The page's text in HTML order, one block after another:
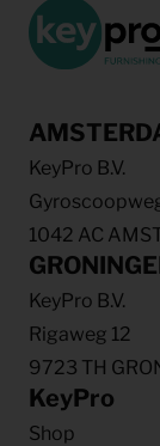
KeyPro B.V.
1042 AC
KeyPro B.V.
Rigaweg 12
9723 TH
KeyPro
Shop